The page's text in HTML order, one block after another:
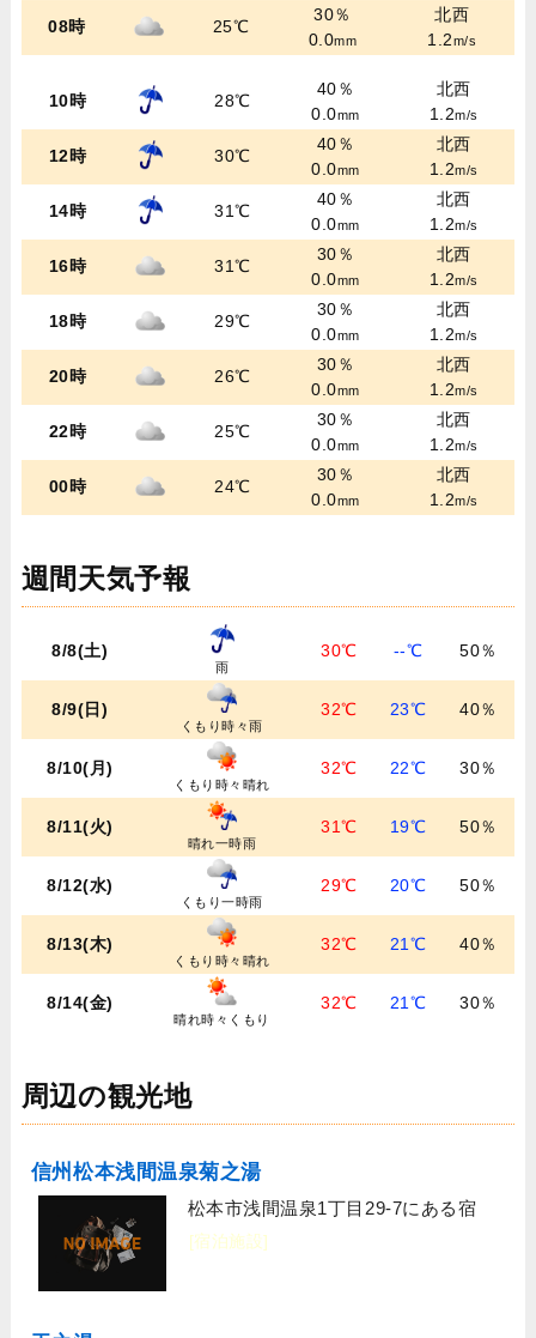
08時 25℃
30％
0.0mm
北西
1.2m/s
10時 28℃
40％
0.0mm
北西
1.2m/s
12時 30℃
40％
0.0mm
北西
1.2m/s
14時 31℃
40％
0.0mm
北西
1.2m/s
16時 31℃
30％
0.0mm
北西
1.2m/s
18時 29℃
30％
0.0mm
北西
1.2m/s
20時 26℃
30％
0.0mm
北西
1.2m/s
22時 25℃
30％
0.0mm
北西
1.2m/s
00時 24℃
30％
0.0mm
北西
1.2m/s
週間天気予報
8/8(土)
雨
30℃ --℃ 50％
8/9(日)
くもり時々雨
32℃ 23℃ 40％
8/10(月)
くもり時々晴れ
32℃ 22℃ 30％
8/11(火)
晴れ一時雨
31℃ 19℃ 50％
8/12(水)
くもり一時雨
29℃ 20℃ 50％
8/13(木)
くもり時々晴れ
32℃ 21℃ 40％
8/14(金)
晴れ時々くもり
32℃ 21℃ 30％
周辺の観光地
信州松本浅間温泉菊之湯
松本市浅間温泉1丁目29-7にある宿
[宿泊施設]